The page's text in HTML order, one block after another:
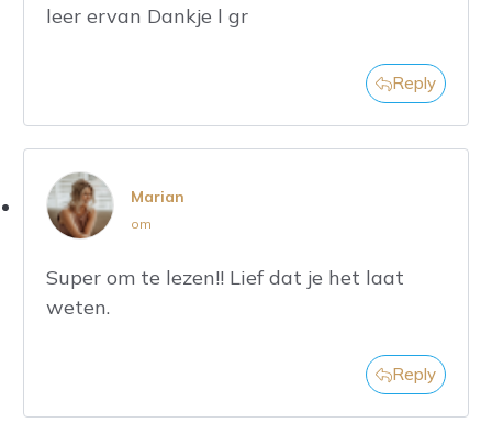
leer ervan Dankje l gr
Reply
Marian
om
Super om te lezen!! Lief dat je het laat
weten.
Reply